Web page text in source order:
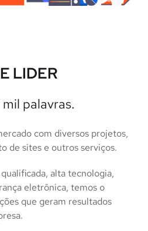
LIDER
palavras.
com diversos projetos,
de sites e outros serviços.
alta tecnologia,
eletrônica, temos o
que geram resultados